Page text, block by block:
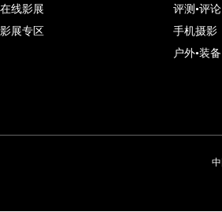
在线影展
影展专区
评测•评论
手机摄影
户外•装备